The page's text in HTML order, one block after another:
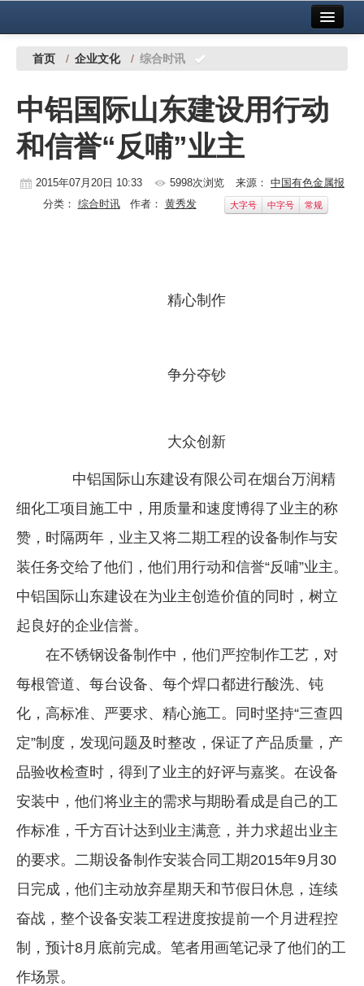
中国有色金属报社主办 广告服务
铜镍铅锌
铝
稀有稀土
首页 / 企业文化 / 综合时讯
中铝国际山东建设用行动
和信誉“反哺”业主
2015年07月20日 10:33 5998次浏览 来源： 中国有色金属报
分类： 综合时讯作者： 黄秀发 大字号 中字号 常规
精心制作
争分夺钞
大众创新
中铝国际山东建设有限公司在烟台万润精
细化工项目施工中，用质量和速度博得了业主的称
赞，时隔两年，业主又将二期工程的设备制作与安
装任务交给了他们，他们用行动和信誉“反哺”业主。
中铝国际山东建设在为业主创造价值的同时，树立
起良好的企业信誉。
在不锈钢设备制作中，他们严控制作工艺，对
每根管道、每台设备、每个焊口都进行酸洗、钝
化，高标准、严要求、精心施工。同时坚持“三查四
定”制度，发现问题及时整改，保证了产品质量，产
品验收检查时，得到了业主的好评与嘉奖。在设备
安装中，他们将业主的需求与期盼看成是自己的工
作标准，千方百计达到业主满意，并力求超出业主
的要求。二期设备制作安装合同工期2015年9月30
日完成，他们主动放弃星期天和节假日休息，连续
奋战，整个设备安装工程进度按提前一个月进程控
制，预计8月底前完成。笔者用画笔记录了他们的工
作场景。